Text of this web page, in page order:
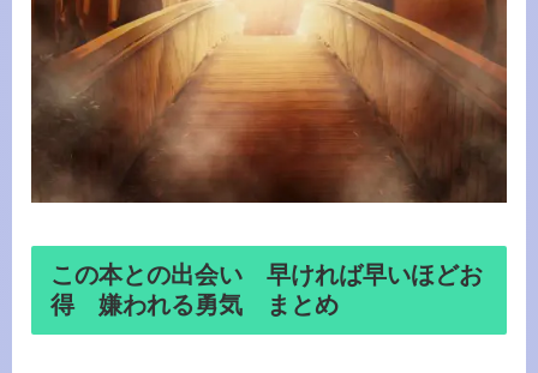
この本との出会い 早ければ早いほどお
得 嫌われる勇気 まとめ